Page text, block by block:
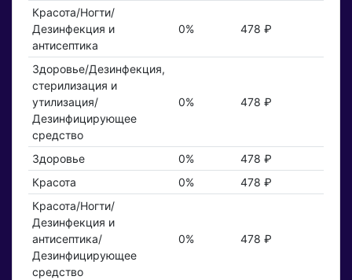
Красота/Ногти/
Дезинфекция и
антисептика
0% 478 ₽
Здоровье/Дезинфекция,
стерилизация и
утилизация/
Дезинфицирующее
средство
0% 478 ₽
Здоровье 0%
478 ₽
Красота
0%
478 ₽
Красота/Ногти/
Дезинфекция и
антисептика/
Дезинфицирующее
средство
0% 478 ₽